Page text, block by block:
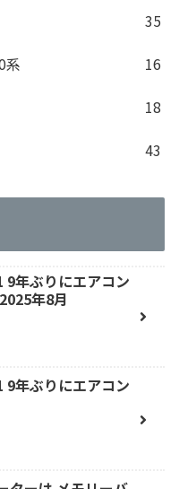
35
系
16
18
43
9年ぶりにエアコン
年8月
9年ぶりにエアコン